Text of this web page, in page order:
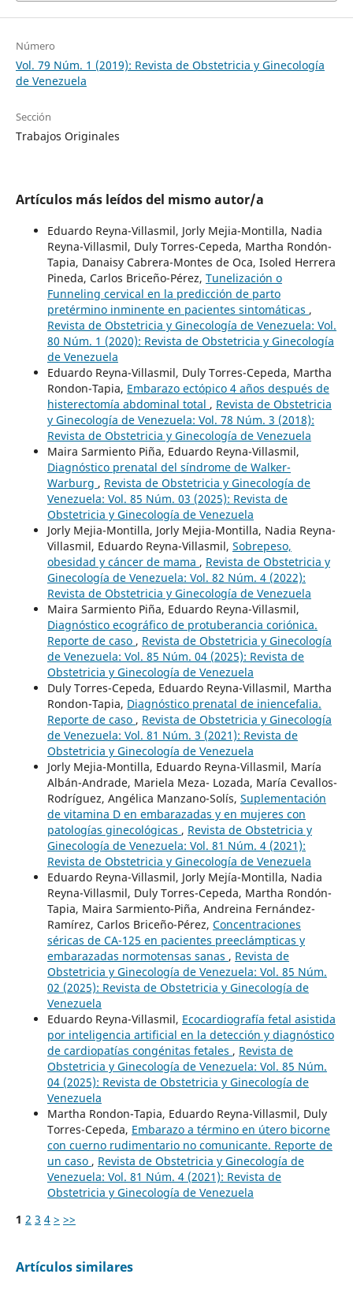
Número
Vol. 79 Núm. 1 (2019): Revista de Obstetricia y Ginecología
de Venezuela
Sección
Trabajos Originales
Artículos más leídos del mismo autor/a
Eduardo Reyna-Villasmil, Jorly Mejia-Montilla, Nadia
Reyna-Villasmil, Duly Torres-Cepeda, Martha Rondón-
Tapia, Danaisy Cabrera-Montes de Oca, Isoled Herrera
Pineda, Carlos Briceño-Pérez, Tunelización o
Funneling cervical en la predicción de parto
pretérmino inminente en pacientes sintomáticas ,
Revista de Obstetricia y Ginecología de Venezuela: Vol.
80 Núm. 1 (2020): Revista de Obstetricia y Ginecología
de Venezuela
Eduardo Reyna-Villasmil, Duly Torres-Cepeda, Martha
Rondon-Tapia, Embarazo ectópico 4 años después de
histerectomía abdominal total , Revista de Obstetricia
y Ginecología de Venezuela: Vol. 78 Núm. 3 (2018):
Revista de Obstetricia y Ginecología de Venezuela
Maira Sarmiento Piña, Eduardo Reyna-Villasmil,
Diagnóstico prenatal del síndrome de Walker-
Warburg , Revista de Obstetricia y Ginecología de
Venezuela: Vol. 85 Núm. 03 (2025): Revista de
Obstetricia y Ginecología de Venezuela
Jorly Mejia-Montilla, Jorly Mejia-Montilla, Nadia Reyna-
Villasmil, Eduardo Reyna-Villasmil, Sobrepeso,
obesidad y cáncer de mama , Revista de Obstetricia y
Ginecología de Venezuela: Vol. 82 Núm. 4 (2022):
Revista de Obstetricia y Ginecología de Venezuela
Maira Sarmiento Piña, Eduardo Reyna-Villasmil,
Diagnóstico ecográfico de protuberancia coriónica.
Reporte de caso , Revista de Obstetricia y Ginecología
de Venezuela: Vol. 85 Núm. 04 (2025): Revista de
Obstetricia y Ginecología de Venezuela
Duly Torres-Cepeda, Eduardo Reyna-Villasmil, Martha
Rondon-Tapia, Diagnóstico prenatal de iniencefalia.
Reporte de caso , Revista de Obstetricia y Ginecología
de Venezuela: Vol. 81 Núm. 3 (2021): Revista de
Obstetricia y Ginecología de Venezuela
Jorly Mejia-Montilla, Eduardo Reyna-Villasmil, María
Albán-Andrade, Mariela Meza- Lozada, María Cevallos-
Rodríguez, Angélica Manzano-Solís, Suplementación
de vitamina D en embarazadas y en mujeres con
patologías ginecológicas , Revista de Obstetricia y
Ginecología de Venezuela: Vol. 81 Núm. 4 (2021):
Revista de Obstetricia y Ginecología de Venezuela
Eduardo Reyna-Villasmil, Jorly Mejía-Montilla, Nadia
Reyna-Villasmil, Duly Torres-Cepeda, Martha Rondón-
Tapia, Maira Sarmiento-Piña, Andreina Fernández-
Ramírez, Carlos Briceño-Pérez, Concentraciones
séricas de CA-125 en pacientes preeclámpticas y
embarazadas normotensas sanas , Revista de
Obstetricia y Ginecología de Venezuela: Vol. 85 Núm.
02 (2025): Revista de Obstetricia y Ginecología de
Venezuela
Eduardo Reyna-Villasmil, Ecocardiografía fetal asistida
por inteligencia artificial en la detección y diagnóstico
de cardiopatías congénitas fetales , Revista de
Obstetricia y Ginecología de Venezuela: Vol. 85 Núm.
04 (2025): Revista de Obstetricia y Ginecología de
Venezuela
Martha Rondon-Tapia, Eduardo Reyna-Villasmil, Duly
Torres-Cepeda, Embarazo a término en útero bicorne
con cuerno rudimentario no comunicante. Reporte de
un caso , Revista de Obstetricia y Ginecología de
Venezuela: Vol. 81 Núm. 4 (2021): Revista de
Obstetricia y Ginecología de Venezuela
1 2 3 4 > >>
Artículos similares